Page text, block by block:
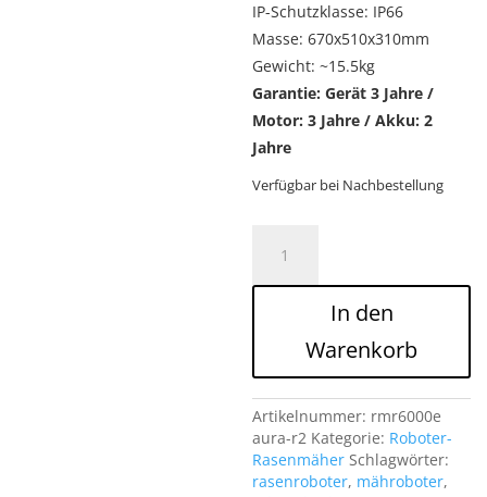
IP-Schutzklasse: IP66
Masse: 670x510x310mm
Gewicht: ~15.5kg
Garantie: Gerät 3 Jahre /
Motor: 3 Jahre / Akku: 2
Jahre
Verfügbar bei Nachbestellung
EGO
In den
Warenkorb
Artikelnummer: rmr6000e
aura-r2 Kategorie: Roboter-
Rasenmäher Schlagwörter:
rasenroboter, mähroboter,